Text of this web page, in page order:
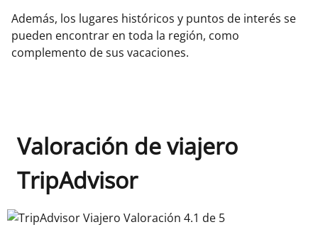
Además, los lugares históricos y puntos de interés se
pueden encontrar en toda la región, como
complemento de sus vacaciones.
Valoración de viajero
TripAdvisor
TripAdvisor Viajero Valoración 4.1 de 5